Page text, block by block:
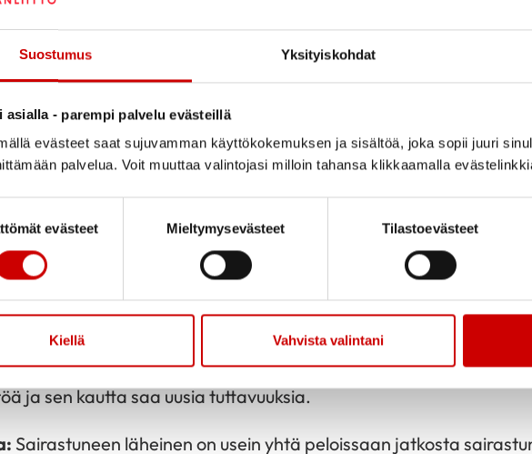
Suostumus Yksityiskohdat
asialla - parempi palvelu evästeillä
evästeet saat sujuvamman käyttökokemuksen ja sisältöä, joka sopii juuri
palvelua. Voit muuttaa valintojasi milloin tahansa klikkaamalla
evästeet
Mieltymysevästeet Tilastoevästeet
Kiellä Vahvista valintani
jälkeen liityin sydänyhdistykseen, ja Tulppa-ryhmään
vertaistukihenkilönä ja käyn noin kerran kuukaudessa Etelä-
sydänosastolla vertaistukena. Juttelen turuilla ja
jos joku niin haluaa.
Olen toiminut läheistukihenkilönä mieheni, Joukon sairastuttua.
osasto 5 käynneillä.
Sydän on ihmiselle tärkeä elin, mutta vaikka se sairastuisi,
ja ohjaamassa elämässä eteenpäin. Sydäntuki-toiminta
ja sen kautta saa uusia tuttavuuksia.
Sairastuneen läheinen on usein yhtä peloissaan jatkosta